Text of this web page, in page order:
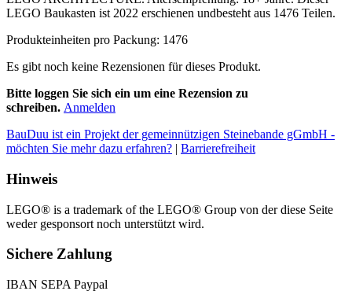
LEGO Baukasten ist 2022 erschienen undbesteht aus 1476 Teilen.
Produkteinheiten pro Packung: 1476
Es gibt noch keine Rezensionen für dieses Produkt.
Bitte loggen Sie sich ein um eine Rezension zu
schreiben. Anmelden
BauDuu ist ein Projekt der gemeinnützigen Steinebande gGmbH -
möchten Sie mehr dazu erfahren? | Barrierefreiheit
Hinweis
LEGO® is a trademark of the LEGO® Group von der diese Seite
weder gesponsort noch unterstützt wird.
Sichere Zahlung
IBAN SEPA Paypal